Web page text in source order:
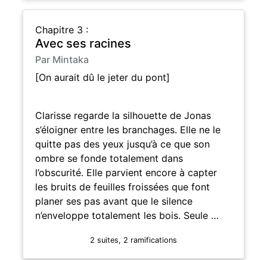
Chapitre 3 :
Avec ses racines
Par Mintaka
[On aurait dû le jeter du pont]
Clarisse regarde la silhouette de Jonas
s’éloigner entre les branchages. Elle ne le
quitte pas des yeux jusqu’à ce que son
ombre se fonde totalement dans
l’obscurité. Elle parvient encore à capter
les bruits de feuilles froissées que font
planer ses pas avant que le silence
n’enveloppe totalement les bois. Seule …
2 suites, 2 ramifications